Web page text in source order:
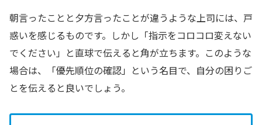
朝言ったことと夕方言ったことが違うような上司には、戸
惑いを感じるものです。しかし「指示をコロコロ変えない
でください」と直球で伝えると角が立ちます。このような
場合は、「優先順位の確認」という名目で、自分の困りご
とを伝えると良いでしょう。